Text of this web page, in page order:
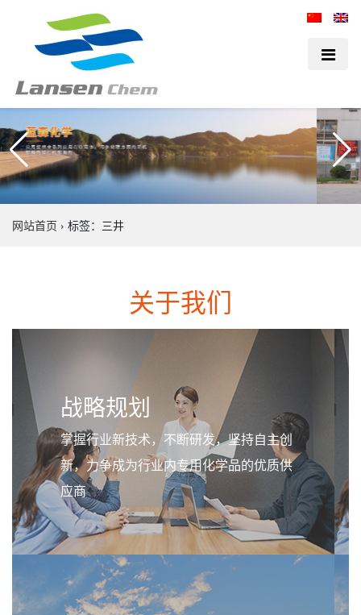
网站首页 › 标签：三井
关于我们
战略规划
掌握行业新技术，不断研发，坚持自主创
新，力争成为行业内专用化学品的优质供
应商